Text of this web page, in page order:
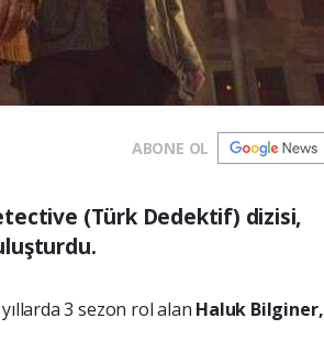
ABONE OL
(Türk Dedektif) dizisi,
3 sezon rol alan Haluk Bilginer,